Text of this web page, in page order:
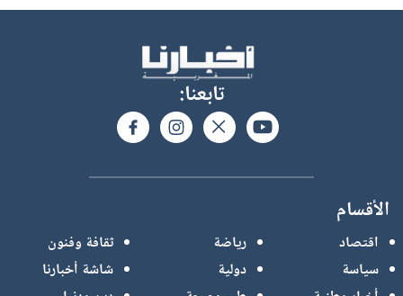
تابعنا:
الأقسام
ثقافة وفنون
شاشة أخبارنا
رياضة
دولية
اقتصاد
سياسة